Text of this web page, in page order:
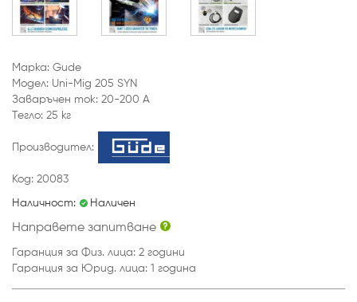
Марка: Gude
Модел: Uni-Mig 205 SYN
Заваръчен ток: 20-200 A
Тегло: 25 кг
Производител:
Код: 20083
Наличност: Наличен
Направете запитване
Гаранция за Физ. лица: 2 години
Гаранция за Юрид. лица: 1 година